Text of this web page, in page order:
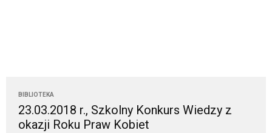
BIBLIOTEKA
23.03.2018 r., Szkolny Konkurs Wiedzy z
okazji Roku Praw Kobiet